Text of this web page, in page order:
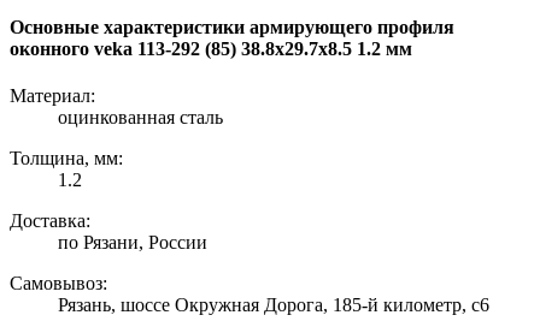
Основные характеристики армирующего профиля
оконного veka 113-292 (85) 38.8х29.7х8.5 1.2 мм
Материал:
оцинкованная сталь
Толщина, мм:
1.2
Доставка:
по Рязани, России
Самовывоз:
Рязань, шоссе Окружная Дорога, 185-й километр, с6